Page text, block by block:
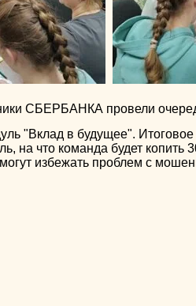
СБЕРБАНКА провели
"Вклад в будущее".
на что команда будет копить
избежать проблем с